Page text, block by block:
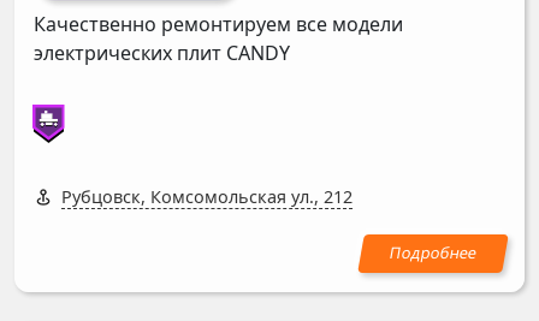
Качественно ремонтируем все модели
электрических плит CANDY
Рубцовск, Комсомольская ул., 212